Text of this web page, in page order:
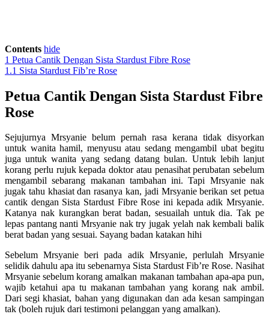
Contents hide
1 Petua Cantik Dengan Sista Stardust Fibre Rose
1.1 Sista Stardust Fib’re Rose
Petua Cantik Dengan Sista Stardust Fibre
Rose
Sejujurnya Mrsyanie belum pernah rasa kerana tidak disyorkan
untuk wanita hamil, menyusu atau sedang mengambil ubat begitu
juga untuk wanita yang sedang datang bulan. Untuk lebih lanjut
korang perlu rujuk kepada doktor atau penasihat perubatan sebelum
mengambil sebarang makanan tambahan ini. Tapi Mrsyanie nak
jugak tahu khasiat dan rasanya kan, jadi Mrsyanie berikan set petua
cantik dengan Sista Stardust Fibre Rose ini kepada adik Mrsyanie.
Katanya nak kurangkan berat badan, sesuailah untuk dia. Tak pe
lepas pantang nanti Mrsyanie nak try jugak yelah nak kembali balik
berat badan yang sesuai. Sayang badan katakan hihi
Sebelum Mrsyanie beri pada adik Mrsyanie, perlulah Mrsyanie
selidik dahulu apa itu sebenarnya Sista Stardust Fib’re Rose. Nasihat
Mrsyanie sebelum korang amalkan makanan tambahan apa-apa pun,
wajib ketahui apa tu makanan tambahan yang korang nak ambil.
Dari segi khasiat, bahan yang digunakan dan ada kesan sampingan
tak (boleh rujuk dari testimoni pelanggan yang amalkan).